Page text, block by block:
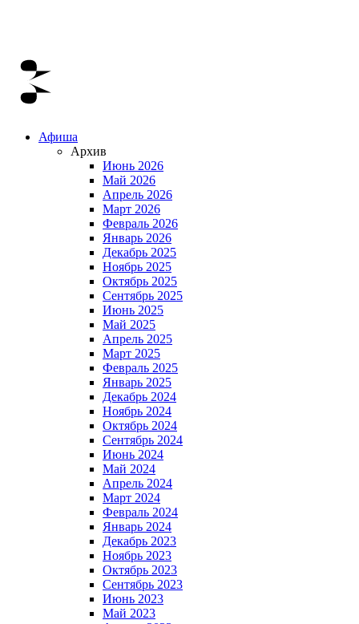
Афиша
Архив
Июнь 2026
Май 2026
Апрель 2026
Март 2026
Февраль 2026
Январь 2026
Декабрь 2025
Ноябрь 2025
Октябрь 2025
Сентябрь 2025
Июнь 2025
Май 2025
Апрель 2025
Март 2025
Февраль 2025
Январь 2025
Декабрь 2024
Ноябрь 2024
Октябрь 2024
Сентябрь 2024
Июнь 2024
Май 2024
Апрель 2024
Март 2024
Февраль 2024
Январь 2024
Декабрь 2023
Ноябрь 2023
Октябрь 2023
Сентябрь 2023
Июнь 2023
Май 2023